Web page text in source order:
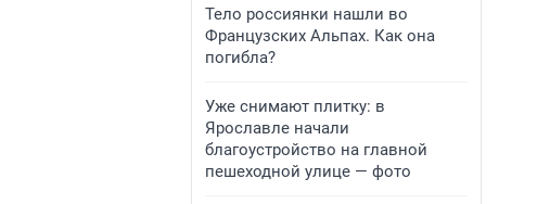
Тело россиянки нашли во
Французских Альпах. Как она
погибла?
Уже снимают плитку: в
Ярославле начали
благоустройство на главной
пешеходной улице — фото